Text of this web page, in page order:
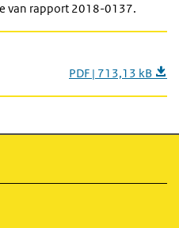
van rapport 2018-0137.
PDF | 713,13 kB